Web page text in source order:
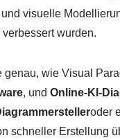
visuelle
wurden.
genau, wie Visual
, und Online-KI-
oder
schneller Erstellung